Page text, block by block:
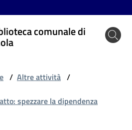
comunale di
/ Altre attività /
spezzare la dipendenza